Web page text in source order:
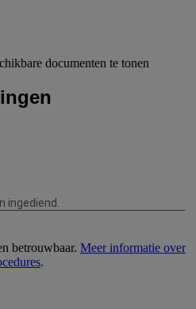
documenten te tonen
betrouwbaar. Meer informatie over
.